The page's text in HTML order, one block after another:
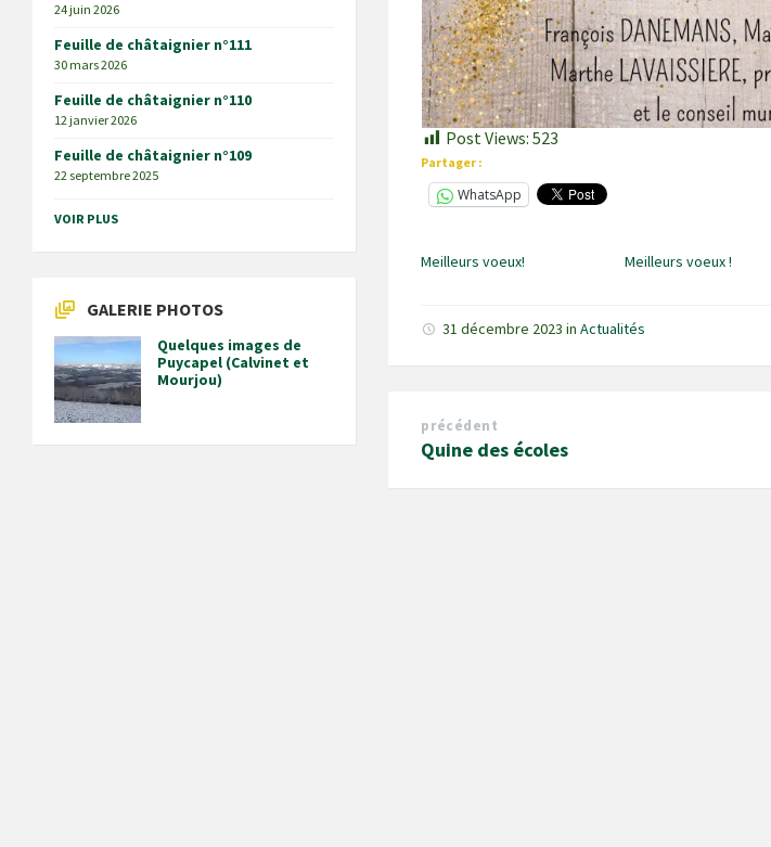
Post Views: 523
Partager :
WhatsApp
Meilleurs voeux! Meilleurs voeux !
31 décembre 2023inActualités
précédent
Quine des écoles
24 juin 2026
Feuille de châtaignier n°111
30 mars 2026
Feuille de châtaignier n°110
12 janvier 2026
Feuille de châtaignier n°109
22 septembre 2025
VOIR PLUS
GALERIE PHOTOS
Quelques images de
Puycapel (Calvinet et
Mourjou)